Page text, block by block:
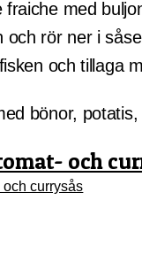
fraiche med
och rör ner i
och tillaga
bönor,
och